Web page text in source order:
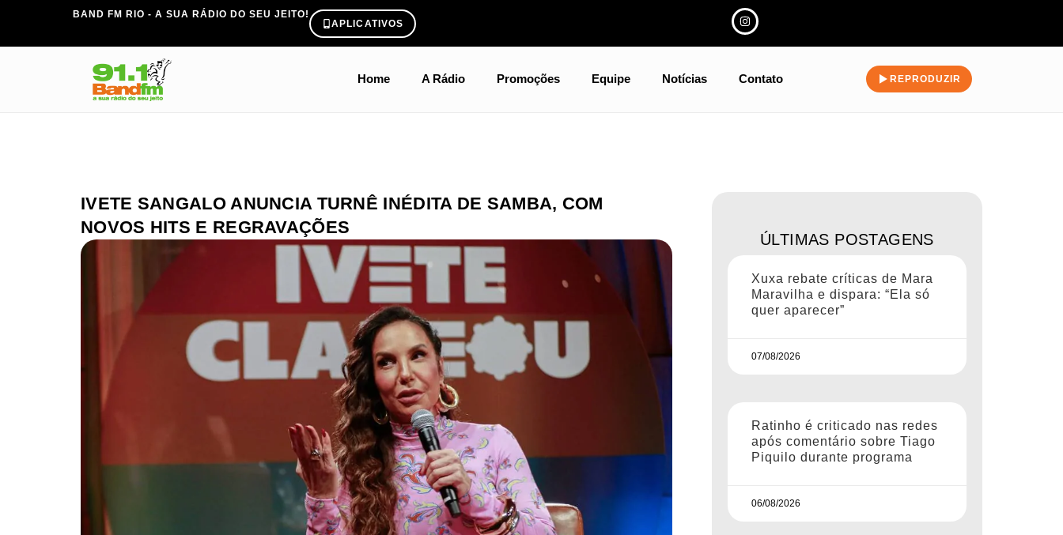
BAND FM RIO - A SUA RÁDIO DO SEU JEITO!
APLICATIVOS
Home A Rádio Promoções Equipe Notícias Contato REPRODUZIR
IVETE SANGALO ANUNCIA TURNÊ INÉDITA DE SAMBA, COM
NOVOS HITS E REGRAVAÇÕES
ÚLTIMAS POSTAGENS
Xuxa rebate críticas de Mara
Maravilha e dispara: “Ela só
quer aparecer”
07/08/2026
Ratinho é criticado nas redes
após comentário sobre Tiago
Piquilo durante programa
06/08/2026